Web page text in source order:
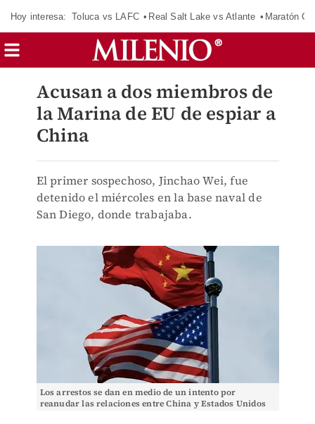
Hoy interesa: Toluca vs LAFC Real Salt Lake vs Atlante Maratón
Acusan a dos miembros de
la Marina de EU de espiar a
China
El primer sospechoso, Jinchao Wei, fue
detenido el miércoles en la base naval de
San Diego, donde trabajaba.
Los arrestos se dan en medio de un intento por
reanudar las relaciones entre China y Estados Unidos